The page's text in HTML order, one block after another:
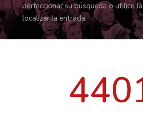
perfeccionar su búsqueda o utilice
localizar la entrada.